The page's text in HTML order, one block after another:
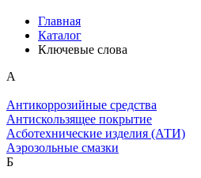
Главная
Каталог
Ключевые слова
А
Антикоррозийные средства
Антискользящее покрытие
Асботехнические изделия (АТИ)
Аэрозольные смазки
Б